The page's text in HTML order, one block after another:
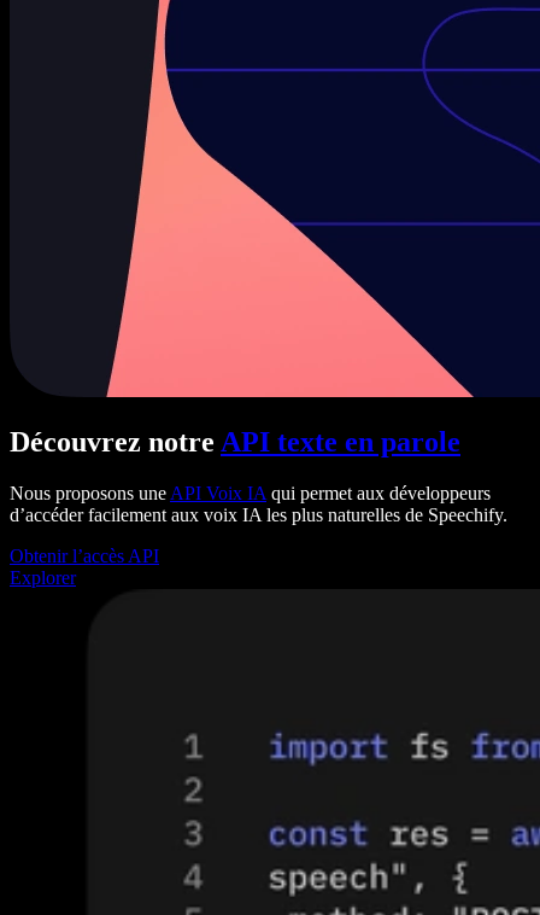
Découvrez notre API texte en parole
Nous proposons une API Voix IA qui permet aux développeurs
d’accéder facilement aux voix IA les plus naturelles de Speechify.
Obtenir l’accès API
Explorer